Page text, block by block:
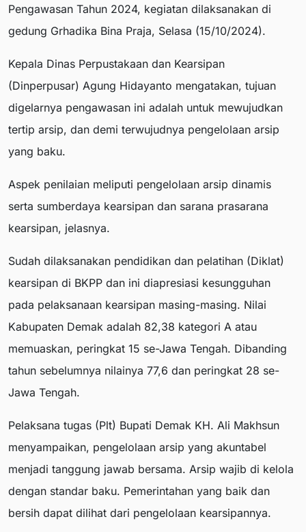
Pengawasan Tahun 2024, kegiatan dilaksanakan di
gedung Grhadika Bina Praja, Selasa (15/10/2024).
Kepala Dinas Perpustakaan dan Kearsipan
(Dinperpusar) Agung Hidayanto mengatakan, tujuan
digelarnya pengawasan ini adalah untuk mewujudkan
tertip arsip, dan demi terwujudnya pengelolaan arsip
yang baku.
Aspek penilaian meliputi pengelolaan arsip dinamis
serta sumberdaya kearsipan dan sarana prasarana
kearsipan, jelasnya.
Sudah dilaksanakan pendidikan dan pelatihan (Diklat)
kearsipan di BKPP dan ini diapresiasi kesungguhan
pada pelaksanaan kearsipan masing-masing. Nilai
Kabupaten Demak adalah 82,38 kategori A atau
memuaskan, peringkat 15 se-Jawa Tengah. Dibanding
tahun sebelumnya nilainya 77,6 dan peringkat 28 se-
Jawa Tengah.
Pelaksana tugas (Plt) Bupati Demak KH. Ali Makhsun
menyampaikan, pengelolaan arsip yang akuntabel
menjadi tanggung jawab bersama. Arsip wajib di kelola
dengan standar baku. Pemerintahan yang baik dan
bersih dapat dilihat dari pengelolaan kearsipannya.